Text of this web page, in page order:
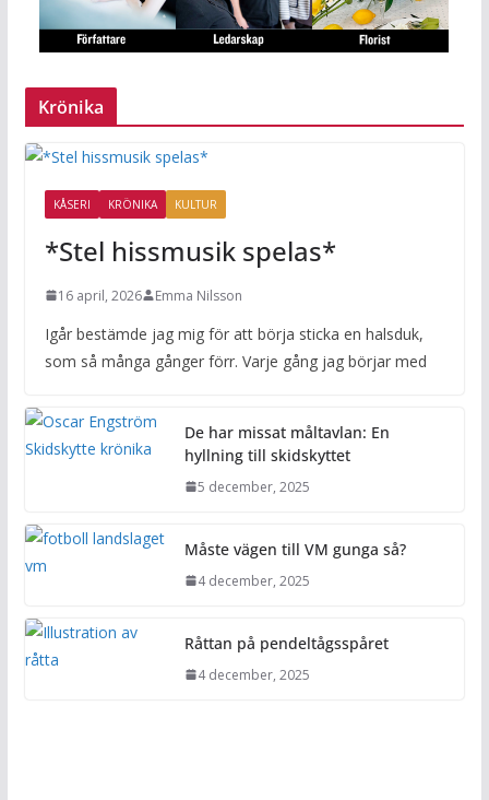
Krönika
KÅSERI KRÖNIKA KULTUR
*Stel hissmusik spelas*
16 april, 2026 Emma Nilsson
Igår bestämde jag mig för att börja sticka en halsduk,
som så många gånger förr. Varje gång jag börjar med
De har missat måltavlan: En
hyllning till skidskyttet
5 december, 2025
Måste vägen till VM gunga så?
4 december, 2025
Råttan på pendeltågsspåret
4 december, 2025